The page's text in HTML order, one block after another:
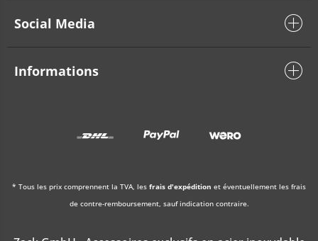
Social Media
Informations
* Tous les prix comprennent la TVA, les frais d'expédition et éventuellement les frais
de contre-remboursement, sauf indication contraire.